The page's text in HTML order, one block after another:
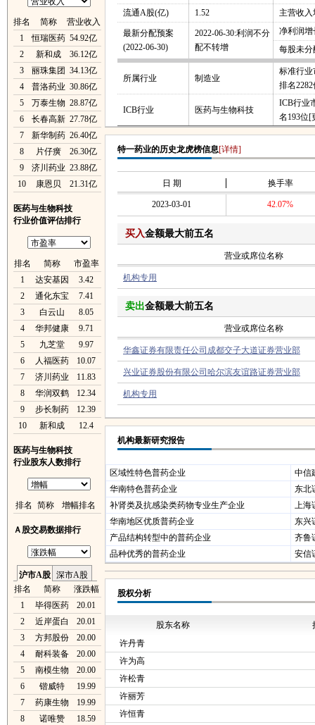
排名 简称
营业收入
1
恒瑞医药 54.92亿
2
新和成
36.12亿
3
丽珠集团
34.13亿
4
普洛药业 30.86亿
5
万泰生物 28.87亿
6
长春高新 27.78亿
7
新华制药 26.40亿
8
片仔癀
26.30亿
9
济川药业 23.88亿
10
康恩贝 21.31亿
医药与生物科技
行业价值评估排行
排名 简称
市盈率
1
达安基因
3.42
2
通化东宝
7.41
3
白云山
8.05
4
华邦健康
9.71
5
九芝堂
9.97
6
人福医药
10.07
7
济川药业
11.83
8
华润双鹤
12.34
9
步长制药
12.39
10
新和成 12.4
医药与生物科技
行业股东人数排行
排名 简称 增幅排名
Ａ股交易数据排行
沪市A股 深市A股
排名
简称
涨跌幅
1
毕得医药
20.01
2
近岸蛋白
20.01
3
方邦股份
20.00
4
耐科装备
20.00
5
南模生物
20.00
6
锴威特
19.99
7
药康生物
19.99
8
诺唯赞
18.59
流通A股(亿)
1.52 主营收入
最新分配预案
(2022-06-30)
2022-06-30:利润不分
配不转增
净利润增
每股未分
所属行业 制造业
标准行业
排名2282
ICB行业 医药与生物科技
ICB行业
名193位[
特一药业的历史龙虎榜信息[详情]
日 期 换手率
2023-03-01 42.07%
买入金额最大前五名
营业或席位名称
机构专用
卖出金额最大前五名
营业或席位名称
华鑫证券有限责任公司成都交子大道证券营业部
兴业证券股份有限公司哈尔滨友谊路证券营业部
机构专用
机构最新研究报告
区域性特色普药企业
中信
华南特色普药企业
东北
补肾类及抗感染类药物专业生产企业
上海
华南地区优质普药企业
东兴
产品结构转型中的普药企业
齐鲁
品种优秀的普药企业
安信
股权分析
股东名称
许丹青
许为高
许松青
许丽芳
许恒青